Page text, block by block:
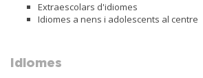
Extraescolars d'idiomes
Idiomes a nens i adolescents al centre
Idiomes